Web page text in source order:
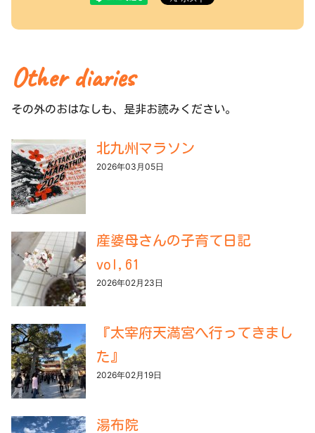
Other diaries
その外のおはなしも、是非お読みください。
北九州マラソン
2026年03月05日
産婆母さんの子育て日記
vol,61
2026年02月23日
『太宰府天満宮へ行ってきまし
た』
2026年02月19日
湯布院